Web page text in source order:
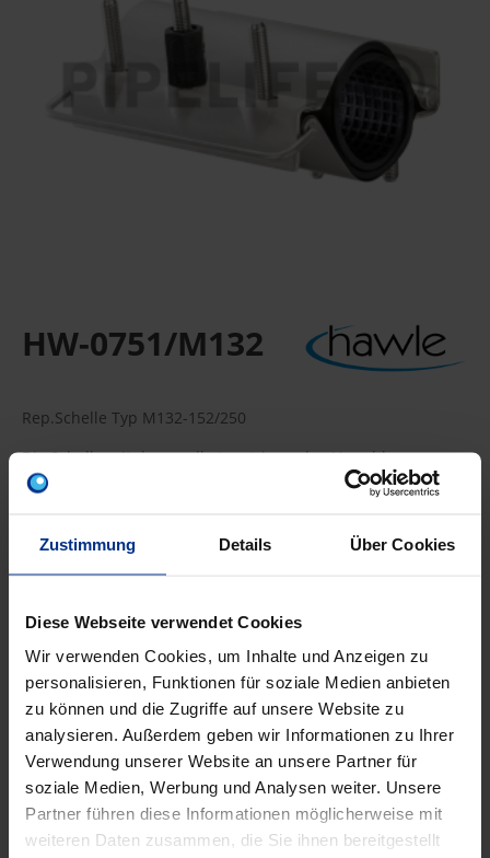
Zustimmung Details Über Cookies
Diese Webseite verwendet Cookies
Wir verwenden Cookies, um Inhalte und Anzeigen zu
personalisieren, Funktionen für soziale Medien anbieten
zu können und die Zugriffe auf unsere Website zu
analysieren. Außerdem geben wir Informationen zu Ihrer
Verwendung unserer Website an unsere Partner für
soziale Medien, Werbung und Analysen weiter. Unsere
Partner führen diese Informationen möglicherweise mit
weiteren Daten zusammen, die Sie ihnen bereitgestellt
HW-0751/M132
Rep.Schelle Typ M132-152/250
Die Schelle mit dem „selbstzentrierenden Verschluss-
System”, doppelt gespannt
30 Stück = 1 Palette
HW-0751/M132
MINUS PLUS
Stück
509,00 € AAT